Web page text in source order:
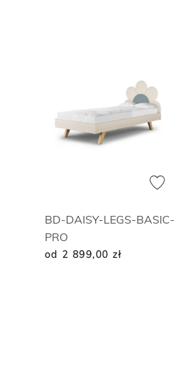
BD-DAISY-LEGS-BASIC-
PRO
od 2 899,00 zł